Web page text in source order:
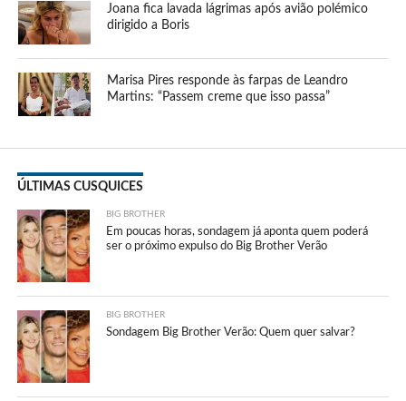
Joana fica lavada lágrimas após avião polémico
dirigido a Boris
Marisa Pires responde às farpas de Leandro
Martins: “Passem creme que isso passa”
ÚLTIMAS CUSQUICES
BIG BROTHER
Em poucas horas, sondagem já aponta quem poderá
ser o próximo expulso do Big Brother Verão
BIG BROTHER
Sondagem Big Brother Verão: Quem quer salvar?